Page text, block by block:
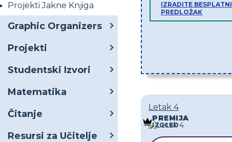
Projekti Jakne Knjiga
Graphic Organizers
Projekti
Studentski Izvori
Matematika
Čitanje
Resursi za Učitelje
IZRADITE BESPLATNI
PREDLOŽAK
Letak 4
PREMIJA
IZGLED